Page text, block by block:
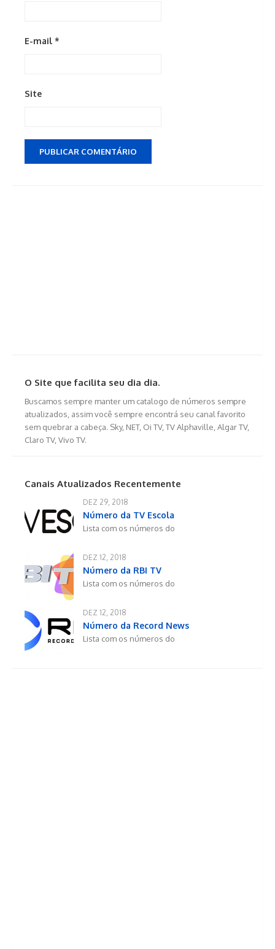
E-mail *
Site
O Site que facilita seu dia dia.
Buscamos sempre manter um catalogo de números sempre
atualizados, assim você sempre encontrá seu canal favorito
sem quebrar a cabeça. Sky, NET, Oi TV, TV Alphaville, Algar TV,
Claro TV, Vivo TV.
Canais Atualizados Recentemente
DEZ 29, 2018
Número da TV Escola
Lista com os números do
DEZ 12, 2018
Número da RBI TV
Lista com os números do
DEZ 12, 2018
Número da Record News
Lista com os números do